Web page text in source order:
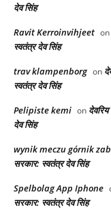
देव सिंह
Ravit Kerroinvihjeet on
स्वतंत्र देव सिंह
trav klampenborg on
स्वतंत्र देव सिंह
Pelipiste kemi on
देव सिंह
wynik meczu górnik
सरकार: स्वतंत्र देव सिंह
Spelbolag App Iphone
सरकार: स्वतंत्र देव सिंह